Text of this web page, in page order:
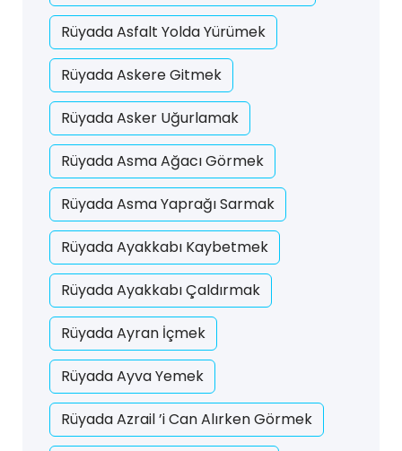
Rüyada Asfalt Yolda Yürümek
Rüyada Askere Gitmek
Rüyada Asker Uğurlamak
Rüyada Asma Ağacı Görmek
Rüyada Asma Yaprağı Sarmak
Rüyada Ayakkabı Kaybetmek
Rüyada Ayakkabı Çaldırmak
Rüyada Ayran İçmek
Rüyada Ayva Yemek
Rüyada Azrail ’i Can Alırken Görmek